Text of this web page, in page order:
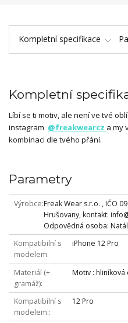
Kompletní specifikace
Kompletní
Líbí se ti motiv, ale není ve tvé
instagram @freakwearcz a my
kombinaci dle tvého přání.
Parametry
Výrobce Freak Wear s.r.o. , IČO
Hrušovany, kontakt:
Odpovědná osoba:
Kompatibilní s
modelem
iPhone 12 Pro
Materiál (+
gramáž)
Motiv : hliníková
Kompatibilní s
modelem:
12 Pro